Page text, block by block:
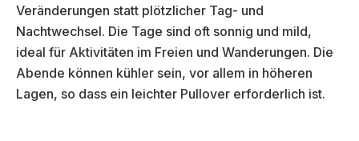
Veränderungen statt plötzlicher Tag- und
Nachtwechsel. Die Tage sind oft sonnig und mild,
ideal für Aktivitäten im Freien und Wanderungen. Die
Abende können kühler sein, vor allem in höheren
Lagen, so dass ein leichter Pullover erforderlich ist.